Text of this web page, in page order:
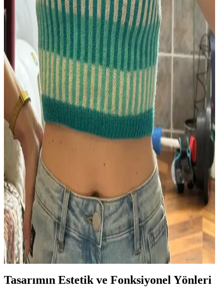
Uzun Süreli Aradan Sonra Örgüye Dönüş ve İlk
Proje Deneyimi Üzerine Bilgiler
Beş yıl ara verdikten sonra örgüye dönen kullanıcının ilk projesi ve
deneyimleri, örgü teknikleri, model seçimi ve gelişim önerileri
üzerine kapsamlı bilgiler sunuyor.
Tin Can Knits'in Bracken Yeleği: Kablo Örgü
Teknikleriyle İlk Giyilebilir Örgü Projesi
Bracken Yeleği, kablo örgü tekniklerini öğrenmek isteyenler için
tasarlanmış, esnek ve estetik bir modeldir. Malzeme ve renk seçimi
örgü detaylarını ön plana çıkarır, kişiselleştirmeye uygundur.
Scarfigan: Üstten Başlanan Özgün Eyer Omuzlu
Hırka Tasarımı ve Teknik Özellikleri
Scarfigan, üstten başlanarak örülen ve eyer omuz yapısına sahip
özgün bir hırka modelidir. Doğal renkler ve yerel düğmelerle sade
ve şık bir tasarım sunar, teknik ve estetik açıdan dikkat çeker.
Rumble Raglan Modelinde İplik Seçimi, Örgü
Gerilimi ve Bloklama Teknikleri
Rumble Raglan modelinde kullanılan Cascade 220 fingering ipliği
ve superwash ipliklerin avantajları tartışılıyor. Örgü gerilimi ve
bloklama işlemi örgünün görünümünü önemli ölçüde etkiliyor.
Tasarımın Estetik ve Fonksiyonel Yönleri